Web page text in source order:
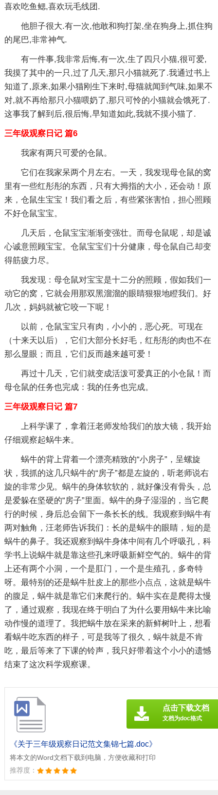
喜欢吃鱼鳃,喜欢玩毛线团.
他胆子很大.有一次,他敢和狗打架,坐在狗身上,抓住狗
的尾巴,非常神气.
有一件事,我非常后悔,有一次,生了四只小猫,很可爱,
我摸了其中的一只,过了几天,那只小猫就死了.我通过书上
知道了,原来,如果小猫刚生下来时,母猫就闻到气味,如果不
对,就不再给那只小猫喂奶了,那只可怜的小猫就会饿死了.
这事我了解到后,很后悔,早知道如此,我就不摸小猫了.
三年级观察日记 篇6
我家有两只可爱的仓鼠。
它们在我家呆两个月左右。一天，我发现母仓鼠的窝
里有一些红彤彤的东西，只有大拇指的大小，还会动！原
来，仓鼠生宝宝！我们看之后，有些紧张害怕，担心照顾
不好仓鼠宝宝。
几天后，仓鼠宝宝渐渐变强壮。而母仓鼠呢，却是诚
心诚意照顾宝宝。仓鼠宝宝们十分健康，母仓鼠自己却变
得筋疲力尽。
我发现：母仓鼠对宝宝是十二分的照顾，假如我们一
动它的窝，它就会用那双黑溜溜的眼睛狠狠地瞪我们。好
几次，妈妈就被它咬一下呢！
以前，仓鼠宝宝只有肉，小小的，恶心死。可现在
（十来天以后），它们大部分长好毛，红彤彤的肉也不在
那么显眼；而且，它们反而越来越可爱！
再过十几天，它们就变成活泼可爱真正的小仓鼠！而
母仓鼠的任务也完成：我的任务也完成。
三年级观察日记 篇7
上科学课了，拿着汪老师发给我们的放大镜，我开始
仔细观察起蜗牛来。
蜗牛的背上背着一个漂亮精致的“小房子”，呈螺旋
状，我抓的这几只蜗牛的“房子”都是左旋的，听老师说右
旋的非常少见。蜗牛的身体软软的，就好像没有骨头，总
是爱躲在坚硬的“房子”里面。蜗牛的身子湿湿的，当它爬
行的时候，身后总会留下一条长长的线。我观察到蜗牛有
两对触角，汪老师告诉我们：长的是蜗牛的眼睛，短的是
蜗牛的鼻子。我还观察到蜗牛身体中间有几个呼吸孔，科
学书上说蜗牛就是靠这些孔来呼吸新鲜空气的。蜗牛的背
上还有两个小洞，一个是肛门，一个是生殖孔，多奇特
呀。最特别的还是蜗牛肚皮上的那些小点点，这就是蜗牛
的腹足，蜗牛就是靠它们来爬行的。蜗牛实在是爬得太慢
了，通过观察，我现在终于明白了为什么要用蜗牛来比喻
动作慢的道理了。我把蜗牛放在采来的新鲜树叶上，想看
看蜗牛吃东西的样子，可是我等了很久，蜗牛就是不肯
吃，最后等来了下课的铃声，我只好带着这个小小的遗憾
结束了这次科学观察课。
《关于三年级观察日记范文集锦七篇.doc》
将本文的Word文档下载到电脑，方便收藏和打印
推荐度：
点击下载文档
文档为doc格式